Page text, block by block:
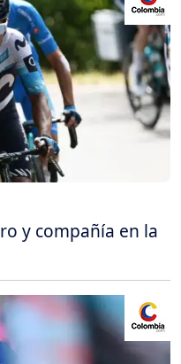
y compañía en la